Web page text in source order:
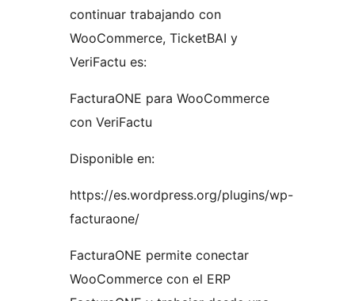
continuar trabajando con
WooCommerce, TicketBAI y
VeriFactu es:
FacturaONE para WooCommerce
con VeriFactu
Disponible en:
https://es.wordpress.org/plugins/wp-
facturaone/
FacturaONE permite conectar
WooCommerce con el ERP